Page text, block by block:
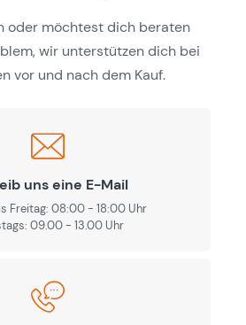
oder möchtest dich beraten
wir unterstützen dich bei
vor und nach dem Kauf.
uns eine E-Mail
Freitag: 08:00 - 18:00 Uhr
09.00 - 13.00 Uhr